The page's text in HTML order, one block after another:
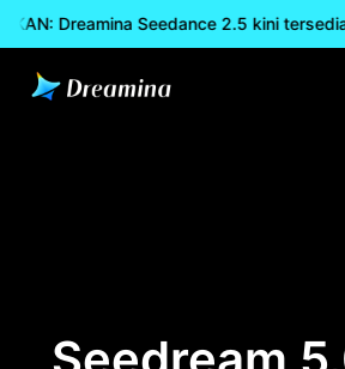
Dreamina Seedance 2.5 kini tersedia
Utama Seedream 5.0: Penjana Imej AI Paling